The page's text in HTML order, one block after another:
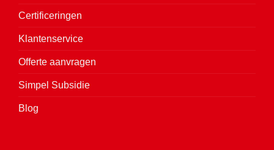
Certificeringen
Klantenservice
Offerte aanvragen
Simpel Subsidie
Blog